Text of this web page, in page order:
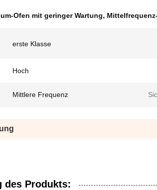
Ofen mit geringer Wartung,
erste Klasse
Hoch
Mittlere Frequenz
des Produkts: